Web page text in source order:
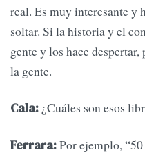
real. Es muy interesante y
soltar. Si la historia y el
gente y los hace
la gente.
Cala: ¿Cuáles son esos
Ferrara:Por ejemplo,